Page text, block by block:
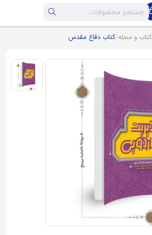
کتاب و مجله کتاب دفاع مقدس